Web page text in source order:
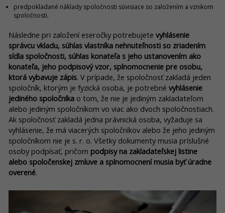
predpokladané náklady spoločnosti súvisiace so založením a vznikom
spoločnosti.
Následne pri založení eseročky potrebujete vyhlásenie
správcu vkladu, súhlas vlastníka nehnuteľnosti so zriadením
sídla spoločnosti, súhlas konateľa s jeho ustanovením ako
konateľa, jeho podpisový vzor, splnomocnenie pre osobu,
ktorá vybavuje zápis. V prípade, že spoločnosť zakladá jeden
spoločník, ktorým je fyzická osoba, je potrebné vyhlásenie
jediného spoločníka o tom, že nie je jediným zakladateľom
alebo jediným spoločníkom vo viac ako dvoch spoločnostiach.
Ak spoločnosť zakladá jedna právnická osoba, vyžaduje sa
vyhlásenie, že má viacerých spoločníkov alebo že jeho jediným
spoločníkom nie je s. r. o. Všetky dokumenty musia príslušné
osoby podpísať, pričom podpisy na zakladateľskej listine
alebo spoločenskej zmluve a splnomocnení musia byť úradne
overené.